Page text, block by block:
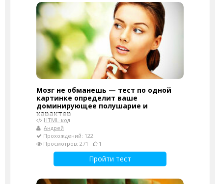
Мозг не обманешь — тест по одной
картинке определит ваше
доминирующее полушарие и
характер
HTML-код
Андрей
Прохождений: 122
Просмотров: 271
1
Пройти тест